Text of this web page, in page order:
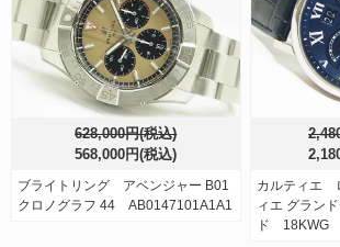
628,000円(税込)
568,000円(税込)
ブライトリング アベンジャー B01
クロノグラフ 44 AB0147101A1A1
カルティエ
ィエ グラン
ド 18KWG